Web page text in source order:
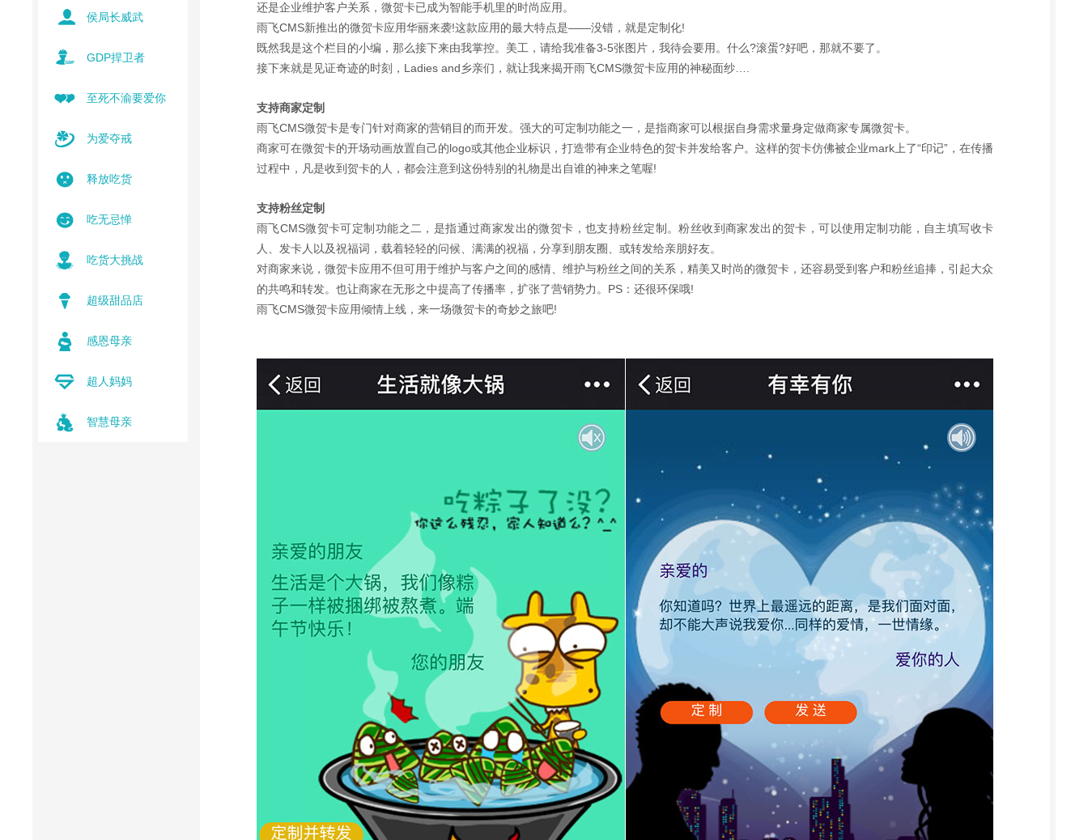
侯局长威武
GDP捍卫者
至死不渝要爱你
为爱夺戒
释放吃货
吃无忌惮
吃货大挑战
超级甜品店
感恩母亲
超人妈妈
智慧母亲
还是企业维护客户关系，微贺卡已成为智能手机里的时尚应用。
雨飞CMS新推出的微贺卡应用华丽来袭!这款应用的最大特点是——没错，就是定制化!
既然我是这个栏目的小编，那么接下来由我掌控。美工，请给我准备3-5张图片，我待会要用。什么?滚蛋?好吧，那就不要了。
接下来就是见证奇迹的时刻，Ladies and乡亲们，就让我来揭开雨飞CMS微贺卡应用的神秘面纱….
支持商家定制
雨飞CMS微贺卡是专门针对商家的营销目的而开发。强大的可定制功能之一，是指商家可以根据自身需求量身定做商家专属微贺卡。
商家可在微贺卡的开场动画放置自己的logo或其他企业标识，打造带有企业特色的贺卡并发给客户。这样的贺卡仿佛被企业mark上了“印记”，在传播
过程中，凡是收到贺卡的人，都会注意到这份特别的礼物是出自谁的神来之笔喔!
支持粉丝定制
雨飞CMS微贺卡可定制功能之二，是指通过商家发出的微贺卡，也支持粉丝定制。粉丝收到商家发出的贺卡，可以使用定制功能，自主填写收卡
人、发卡人以及祝福词，载着轻轻的问候、满满的祝福，分享到朋友圈、或转发给亲朋好友。
对商家来说，微贺卡应用不但可用于维护与客户之间的感情、维护与粉丝之间的关系，精美又时尚的微贺卡，还容易受到客户和粉丝追捧，引起大众
的共鸣和转发。也让商家在无形之中提高了传播率，扩张了营销势力。PS：还很环保哦!
雨飞CMS微贺卡应用倾情上线，来一场微贺卡的奇妙之旅吧!